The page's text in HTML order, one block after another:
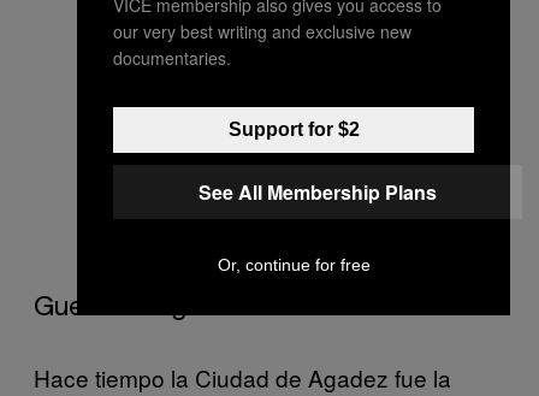
sus tierras cultivables, en un
contexto muy frágil y volátil. El
independentistas de Casamse y el
ejército ha generado la perdida de
los medios de vida de gran parte de
Gueto de Agadez
Hace tiempo la Ciudad de Agadez fue la
our very best writing and exclusive new
documentaries.
Support for $2
See All Membership Plans
Or, continue for free